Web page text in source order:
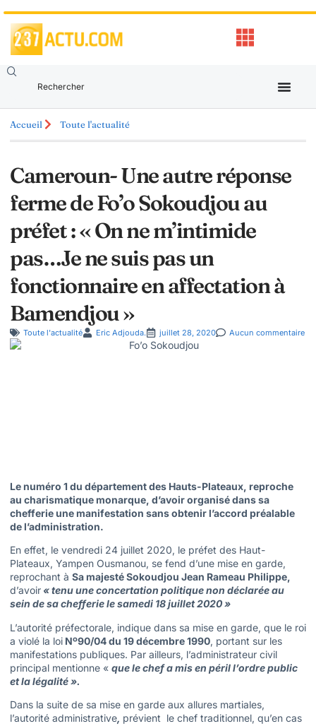
Accueil Toute l'actualité
Cameroun- Une autre réponse
ferme de Fo’o Sokoudjou au
préfet : « On ne m’intimide
pas…Je ne suis pas un
fonctionnaire en affectation à
Bamendjou »
Toute l'actualité Eric Adjouda. juillet 28, 2020 Aucun commentaire
Le numéro 1 du département des Hauts-Plateaux, reproche
au charismatique monarque, d’avoir organisé dans sa
chefferie une manifestation sans obtenir l’accord préalable
de l’administration.
En effet, le vendredi 24 juillet 2020, le préfet des Haut-
Plateaux, Yampen Ousmanou, se fend d’une mise en garde,
reprochant à Sa majesté Sokoudjou Jean Rameau Philippe,
d’avoir « tenu une concertation politique non déclarée au
sein de sa chefferie le samedi 18 juillet 2020 »
L’autorité préfectorale, indique dans sa mise en garde, que le roi
a violé la loi Nº90/04 du 19 décembre 1990, portant sur les
manifestations publiques. Par ailleurs, l’administrateur civil
principal mentionne « que le chef a mis en péril l’ordre public
et la légalité ».
Dans la suite de sa mise en garde aux allures martiales,
l’autorité administrative, prévient le chef traditionnel, qu’en cas